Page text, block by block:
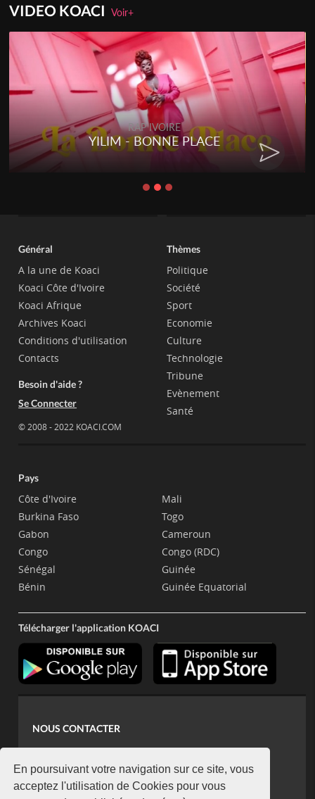
En poursuivant votre navigation sur ce site, vous
acceptez l'utilisation de Cookies pour vous
VIDEO KOACIVoir+
RAP IVOIRE
YILIM - BONNE PLACE
Général
A la une de Koaci
Koaci Côte d'Ivoire
Koaci Afrique
Archives Koaci
Conditions d'utilisation
Contacts
Besoin d'aide ?
Se Connecter
© 2008 - 2022 KOACI.COM
Thèmes
Politique
Société
Sport
Economie
Culture
Technologie
Tribune
Evènement
Santé
Pays
Côte d'Ivoire
Burkina Faso
Gabon
Congo
Sénégal
Bénin
Mali
Togo
Cameroun
Congo (RDC)
Guinée
Guinée Equatorial
Télécharger l'application KOACI
NOUS CONTACTER
koaci@yahoo.fr
+225 07 08 85 52 93